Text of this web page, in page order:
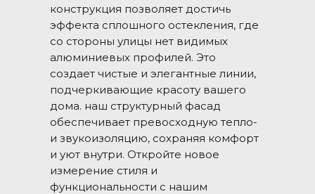
конструкция позволяет достичь
эффекта сплошного остекления, где
со стороны улицы нет видимых
алюминиевых профилей. Это
создает чистые и элегантные линии,
подчеркивающие красоту вашего
дома. наш структурный фасад
обеспечивает превосходную тепло-
и звукоизоляцию, сохраняя комфорт
и уют внутри. Откройте новое
измерение стиля и
функциональности с нашим